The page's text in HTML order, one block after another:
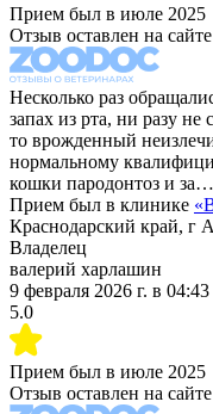
Прием был в июле 2025
Отзыв оставлен на сайте
Несколько раз
запах из рта, ни разу не
то врожденный
нормальному
кошки пародонтоз и за…
Прием был в клинике «
Краснодарский край, г
Владелец
валерий харлашин
9 февраля 2026 г. в 04:43
5.0
Прием был в июле 2025
Отзыв оставлен на сайте